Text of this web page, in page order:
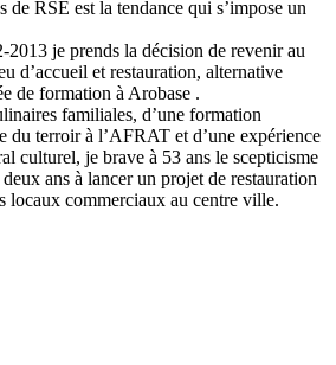
de RSE est la tendance qui s’impose un
2013 je prends la décision de revenir au
d’accueil et restauration, alternative
de formation à Arobase .
familiales, d’une formation
du terroir à l’AFRAT et d’une expérience
culturel, je brave à 53 ans le scepticisme
ans à lancer un projet de restauration
locaux commerciaux au centre ville.